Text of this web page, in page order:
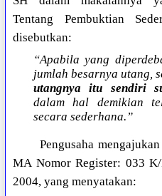
Tentang Pembuktian
disebutkan:
“Apabila yang
jumlah besarnya utang,
utangnya itu sendiri
dalam hal demikian
secara sederhana.”
Pengusaha
MA Nomor Register: 033
2004, yang menyatakan: